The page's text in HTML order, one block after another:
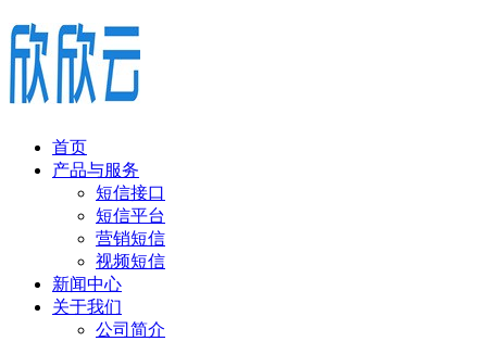
首页
产品与服务
短信接口
短信平台
营销短信
视频短信
新闻中心
关于我们
公司简介